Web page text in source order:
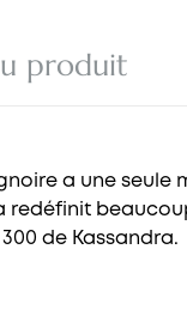
produit
a une
redéfinit
de Kassandra.